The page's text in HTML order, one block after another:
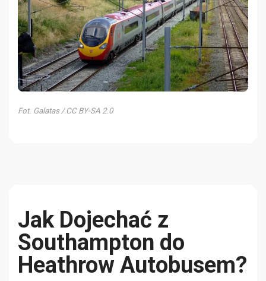
Fot. Galatas / CC BY-SA 2.0
Jak Dojechać z
Southampton do
Heathrow Autobusem?